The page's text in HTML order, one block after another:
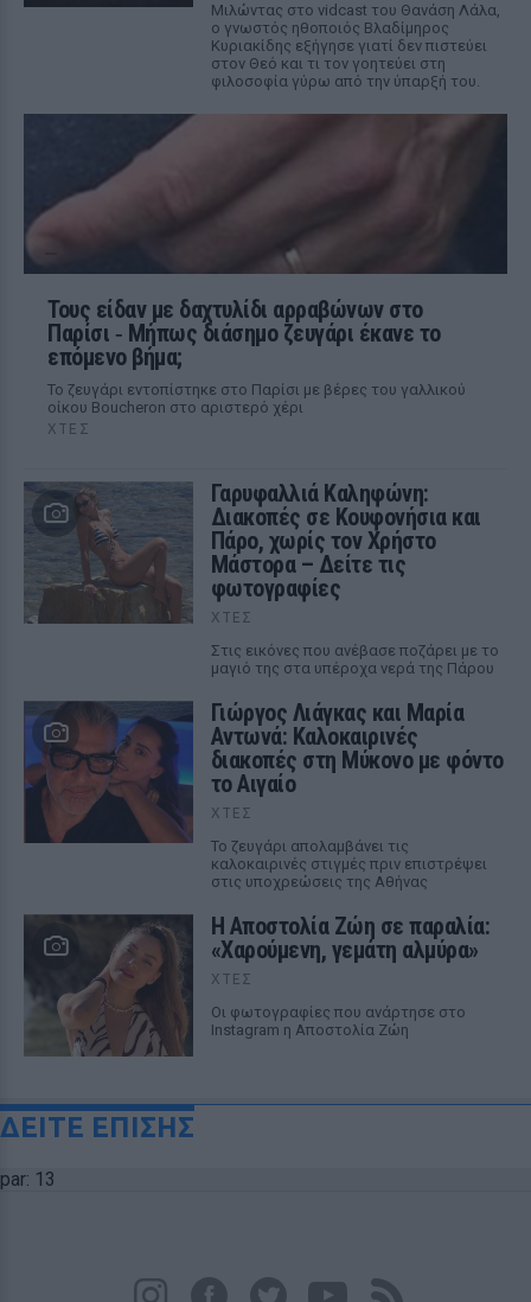
Μιλώντας στο vidcast του Θανάση Λάλα,
ο γνωστός ηθοποιός Βλαδίμηρος
Κυριακίδης εξήγησε γιατί δεν πιστεύει
στον Θεό και τι τον γοητεύει στη
φιλοσοφία γύρω από την ύπαρξή του.
Τους είδαν με δαχτυλίδι αρραβώνων στο
Παρίσι ‑ Μήπως διάσημο ζευγάρι έκανε το
επόμενο βήμα;
Το ζευγάρι εντοπίστηκε στο Παρίσι με βέρες του γαλλικού
οίκου Boucheron στο αριστερό χέρι
ΧΤΕΣ
Γαρυφαλλιά Καληφώνη:
Διακοπές σε Κουφονήσια και
Πάρο, χωρίς τον Χρήστο
Μάστορα – Δείτε τις
φωτογραφίες
ΧΤΕΣ
Στις εικόνες που ανέβασε ποζάρει με το
μαγιό της στα υπέροχα νερά της Πάρου
Γιώργος Λιάγκας και Μαρία
Αντωνά: Καλοκαιρινές
διακοπές στη Μύκονο με φόντο
το Αιγαίο
ΧΤΕΣ
Το ζευγάρι απολαμβάνει τις
καλοκαιρινές στιγμές πριν επιστρέψει
στις υποχρεώσεις της Αθήνας
Η Αποστολία Ζώη σε παραλία:
«Χαρούμενη, γεμάτη αλμύρα»
ΧΤΕΣ
Οι φωτογραφίες που ανάρτησε στο
Instagram η Αποστολία Ζώη
ΔΕΙΤΕ ΕΠΙΣΗΣ
par: 13